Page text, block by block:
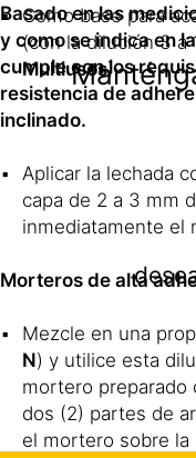
Como base para
(con la dilución 3 a
Multiusos).
Basado en las
y como se indica en
cumple con los
resistencia de
inclinado.
Aplicar la lechada
capa de 2 a 3 mm
inmediatamente el
Morteros de alta
Mezcle en una
N) y utilice esta
mortero preparado
dos (2) partes de
el mortero sobre la